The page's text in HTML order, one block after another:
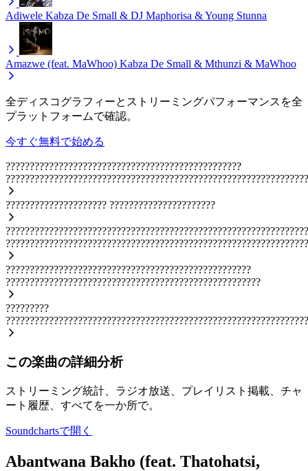
Adiwele Kabza De Small & DJ Maphorisa & Young Stunna
Amazwe (feat. MaWhoo) Kabza De Small & Mthunzi & MaWhoo
全ディスコグラフィーとストリーミングパフォーマンスを全
プラットフォームで確認。
今すぐ無料で始める
?????????????????????????????????????????????????
????????????????????? ??????????????????????
???????????????????????????????????????????????????
?????????????????????????????????????????????????????
?????????
この楽曲の詳細分析
ストリーミング統計、ラジオ放送、プレイリスト掲載、チャ
ート履歴、すべてを一か所で。
Soundchartsで開く
Abantwana Bakho (feat. Thatohatsi,